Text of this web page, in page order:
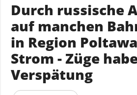
Durch russische
auf manchen
in Region
Strom - Züge
Verspätung